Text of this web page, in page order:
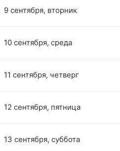
9 сентября, вторник
10 сентября, среда
11 сентября, четверг
12 сентября, пятница
13 сентября, суббота